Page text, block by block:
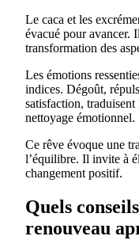
Le caca et les
évacué pour avancer.
transformation des
Les émotions
indices. Dégoût,
satisfaction,
nettoyage émotionnel.
Ce rêve évoque une
l’équilibre. Il invite à
changement positif.
Quels
renouveau